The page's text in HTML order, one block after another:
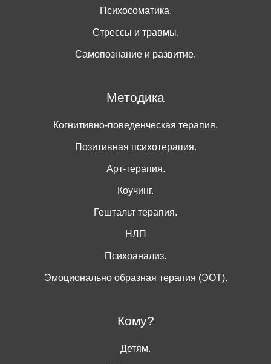
Психосоматика.
Стрессы и травмы.
Самопознание и развитие.
Методика
Когнитивно-поведенческая терапия.
Позитивная психотерапия.
Арт-терапия.
Коучинг.
Гештальт терапия.
НЛП
Психоанализ.
Эмоционально образная терапия (ЭОТ).
Кому?
Детям.